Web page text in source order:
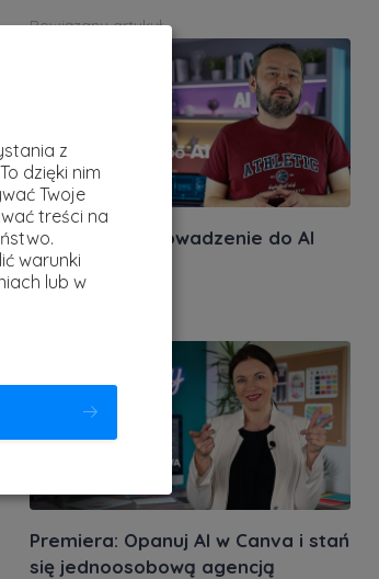
Powiązany artykuł
Premiera: Wprowadzenie do AI
strefakursów.pl
13 kwietnia 2026
Premiera: Opanuj AI w Canva i stań
się jednoosobową agencją
z
dzięki nim
Twoje
treści na
warunki
lub w